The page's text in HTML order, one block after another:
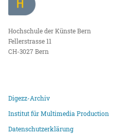
Hochschule der Künste Bern
Fellerstrasse 11
CH-3027 Bern
Digezz-Archiv
Institut für Multimedia Production
Datenschutzerklärung